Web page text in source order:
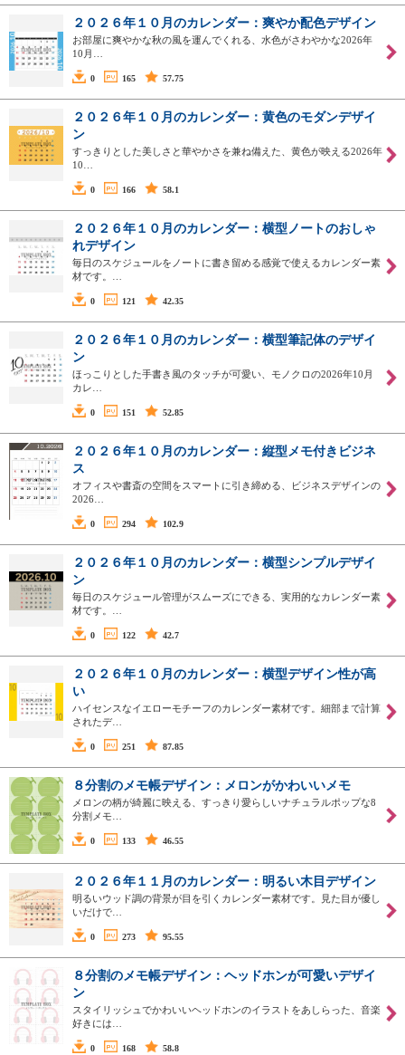
２０２６年１０月のカレンダー：爽やか配色デザイン
お部屋に爽やかな秋の風を運んでくれる、水色がさわやかな2026年
10月…
0 165 57.75
２０２６年１０月のカレンダー：黄色のモダンデザイ
ン
すっきりとした美しさと華やかさを兼ね備えた、黄色が映える2026年
10…
0 166 58.1
２０２６年１０月のカレンダー：横型ノートのおしゃ
れデザイン
毎日のスケジュールをノートに書き留める感覚で使えるカレンダー素
材です。…
0 121 42.35
２０２６年１０月のカレンダー：横型筆記体のデザイ
ン
ほっこりとした手書き風のタッチが可愛い、モノクロの2026年10月
カレ…
0 151 52.85
２０２６年１０月のカレンダー：縦型メモ付きビジネ
ス
オフィスや書斎の空間をスマートに引き締める、ビジネスデザインの
2026…
0 294 102.9
２０２６年１０月のカレンダー：横型シンプルデザイ
ン
毎日のスケジュール管理がスムーズにできる、実用的なカレンダー素
材です。…
0 122 42.7
２０２６年１０月のカレンダー：横型デザイン性が高
い
ハイセンスなイエローモチーフのカレンダー素材です。細部まで計算
されたデ…
0 251 87.85
８分割のメモ帳デザイン：メロンがかわいいメモ
メロンの柄が綺麗に映える、すっきり愛らしいナチュラルポップな8
分割メモ…
0 133 46.55
２０２６年１１月のカレンダー：明るい木目デザイン
明るいウッド調の背景が目を引くカレンダー素材です。見た目が優し
いだけで…
0 273 95.55
８分割のメモ帳デザイン：ヘッドホンが可愛いデザイ
ン
スタイリッシュでかわいいヘッドホンのイラストをあしらった、音楽
好きには…
0 168 58.8